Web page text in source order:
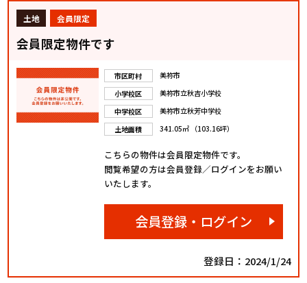
土地 会員限定
会員限定物件です
市区町村
美祢市
小学校区
美祢市立秋吉小学校
中学校区
美祢市立秋芳中学校
土地面積
341.05㎡ （103.16坪）
こちらの物件は会員限定物件です。
閲覧希望の方は会員登録／ログインをお願い
いたします。
会員登録・ログイン
登録日：2024/1/24